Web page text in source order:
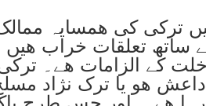
ترکی کی ھمسایہ
ساتھ تعلقات خراب ھیں
کے الزامات ھے۔
ھو یا ترک نژاد